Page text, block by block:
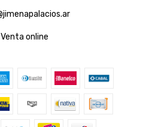
Venta online